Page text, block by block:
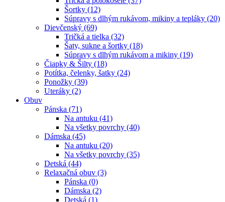
Šortky (12)
Súpravy s dlhým rukávom, mikiny a tepláky (20)
Dievčenský (69)
Tričká a tielka (32)
Šaty, sukne a šortky (18)
Súpravy s dlhým rukávom a mikiny (19)
Čiapky & Šilty (18)
Potítka, čelenky, šatky (24)
Ponožky (39)
Uteráky (2)
Obuv
Pánska (71)
Na antuku (41)
Na všetky povrchy (40)
Dámska (45)
Na antuku (20)
Na všetky povrchy (35)
Detská (44)
Relaxačná obuv (3)
Pánska (0)
Dámska (2)
Detská (1)